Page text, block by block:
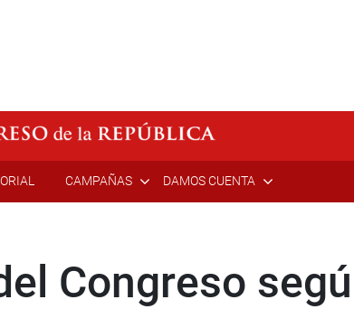
CAMPAÑAS DAMOS CUENTA
Congreso